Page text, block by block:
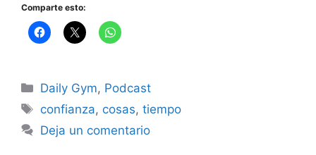
Comparte esto:
Categorías
Daily Gym, Podcast
Etiquetas
confianza, cosas,tiempo
Deja un comentario